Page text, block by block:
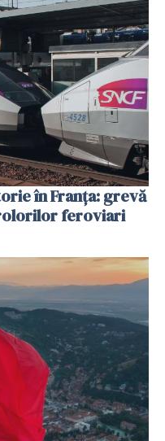
în Franța: grevă
feroviari